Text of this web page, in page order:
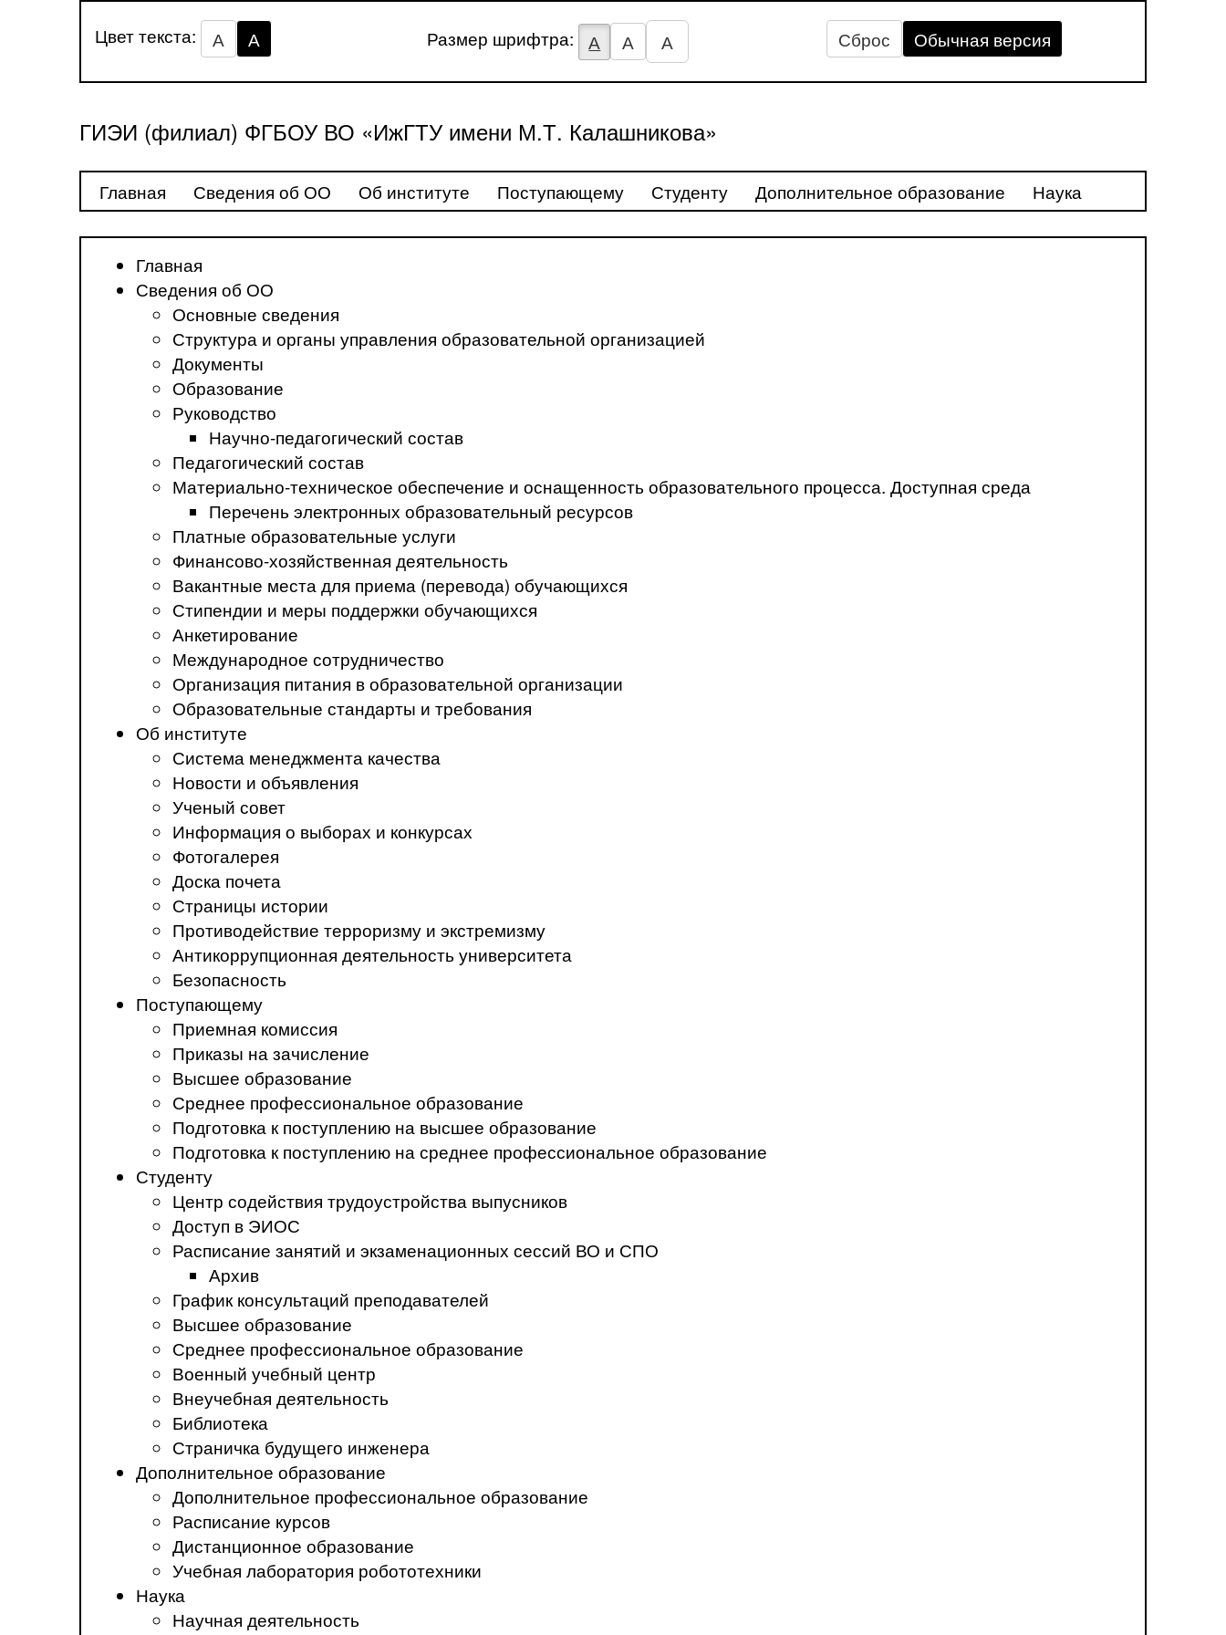
Цвет текста: А А Размер шрифтра: А А А Сброс Обычная версия
ГИЭИ (филиал) ФГБОУ ВО «ИжГТУ имени М.Т. Калашникова»
Главная Сведения об ОО Об институте Поступающему Студенту Дополнительное образование Наука
Главная
Сведения об ОО
Основные сведения
Структура и органы управления образовательной организацией
Документы
Образование
Руководство
Научно-педагогический состав
Педагогический состав
Материально-техническое обеспечение и оснащенность образовательного процесса. Доступная среда
Перечень электронных образовательный ресурсов
Платные образовательные услуги
Финансово-хозяйственная деятельность
Вакантные места для приема (перевода) обучающихся
Стипендии и меры поддержки обучающихся
Анкетирование
Международное сотрудничество
Организация питания в образовательной организации
Образовательные стандарты и требования
Об институте
Система менеджмента качества
Новости и объявления
Ученый совет
Информация о выборах и конкурсах
Фотогалерея
Доска почета
Страницы истории
Противодействие терроризму и экстремизму
Антикоррупционная деятельность университета
Безопасность
Поступающему
Приемная комиссия
Приказы на зачисление
Высшее образование
Среднее профессиональное образование
Подготовка к поступлению на высшее образование
Подготовка к поступлению на среднее профессиональное образование
Студенту
Центр содействия трудоустройства выпусников
Доступ в ЭИОС
Расписание занятий и экзаменационных сессий ВО и СПО
Архив
График консультаций преподавателей
Высшее образование
Среднее профессиональное образование
Военный учебный центр
Внеучебная деятельность
Библиотека
Страничка будущего инженера
Дополнительное образование
Дополнительное профессиональное образование
Расписание курсов
Дистанционное образование
Учебная лаборатория робототехники
Наука
Научная деятельность